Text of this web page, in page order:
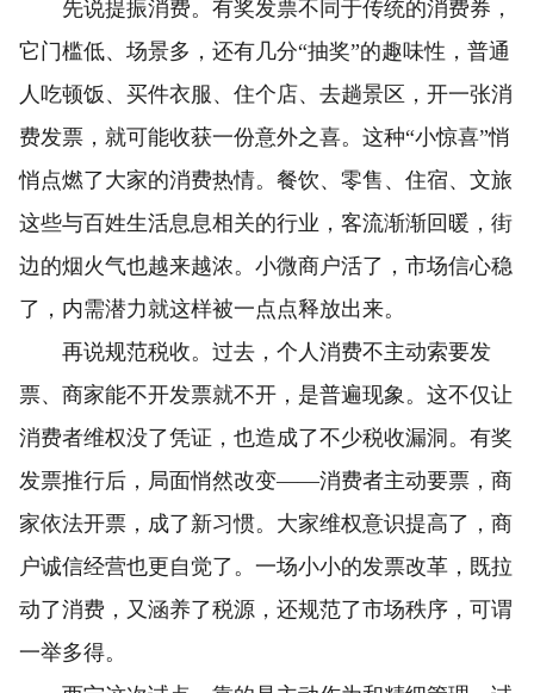
先说提振消费。有奖发票不同于传统的消费券，
它门槛低、场景多，还有几分“抽奖”的趣味性，普通
人吃顿饭、买件衣服、住个店、去趟景区，开一张消
费发票，就可能收获一份意外之喜。这种“小惊喜”悄
悄点燃了大家的消费热情。餐饮、零售、住宿、文旅
这些与百姓生活息息相关的行业，客流渐渐回暖，街
边的烟火气也越来越浓。小微商户活了，市场信心稳
了，内需潜力就这样被一点点释放出来。
再说规范税收。过去，个人消费不主动索要发
票、商家能不开发票就不开，是普遍现象。这不仅让
消费者维权没了凭证，也造成了不少税收漏洞。有奖
发票推行后，局面悄然改变——消费者主动要票，商
家依法开票，成了新习惯。大家维权意识提高了，商
户诚信经营也更自觉了。一场小小的发票改革，既拉
动了消费，又涵养了税源，还规范了市场秩序，可谓
一举多得。